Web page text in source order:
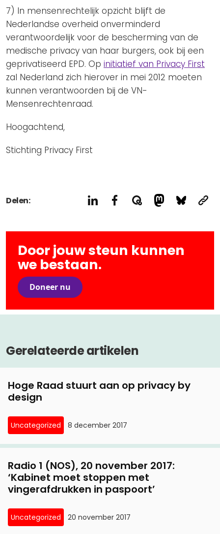
7) In mensenrechtelijk opzicht blijft de
Nederlandse overheid onverminderd
verantwoordelijk voor de bescherming van de
medische privacy van haar burgers, ook bij een
geprivatiseerd EPD. Op initiatief van Privacy First
zal Nederland zich hierover in mei 2012 moeten
kunnen verantwoorden bij de VN-
Mensenrechtenraad.
Hoogachtend,
Stichting Privacy First
Delen:
Door jouw steun kunnen
we bestaan.
Doneer nu
Gerelateerde artikelen
Hoge Raad stuurt aan op privacy by
design
Uncategorized 8 december 2017
Radio 1 (NOS), 20 november 2017:
‘Kabinet moet stoppen met
vingerafdrukken in paspoort’
Uncategorized 20 november 2017